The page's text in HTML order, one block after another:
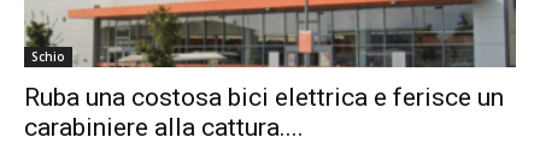
Schio
Ruba una costosa bici elettrica e ferisce un
carabiniere alla cattura....